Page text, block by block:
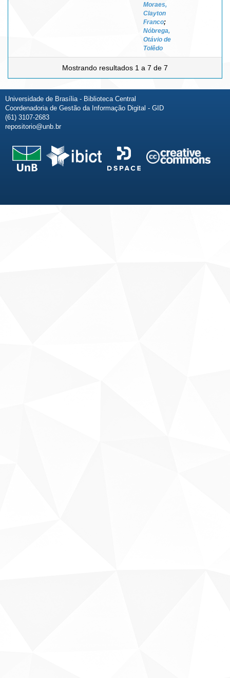
Moraes,
Clayton
Franco;
Nóbrega,
Otávio de
Tolêdo
Mostrando resultados 1 a 7 de 7
Universidade de Brasília - Biblioteca Central
Coordenadoria de Gestão da Informação Digital - GID
(61) 3107-2683
repositorio@unb.br